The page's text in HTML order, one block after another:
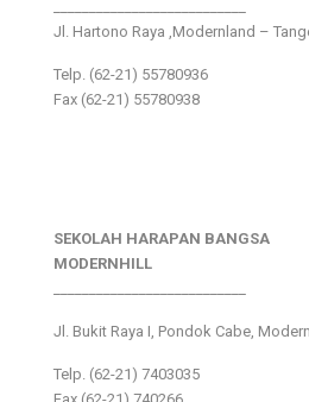
Jl. Hartono Raya ,Modernland –
Telp. (62-21) 55780936
Fax (62-21) 55780938
SEKOLAH HARAPAN BANGSA
MODERNHILL
Jl. Bukit Raya I, Pondok Cabe,
Telp. (62-21) 7403035